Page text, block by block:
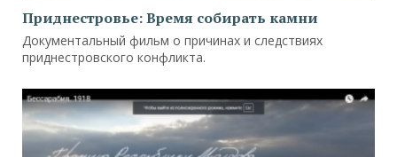
Приднестровье: Время собирать камни
Документальный фильм о причинах и следствиях
приднестровского конфликта.